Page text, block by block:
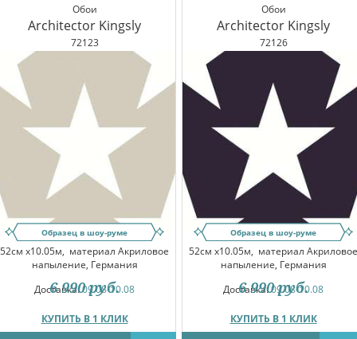
Обои
Architector Kingsly
72123
Образец в шоу-руме
52см x10.05м, материал Акриловое
напыление, Германия
Доставка:09.08-10.08
КУПИТЬ В 1 КЛИК
6 990 руб.
Обои
Architector Kingsly
72126
Образец в шоу-руме
52см x10.05м, материал Акриловое
напыление, Германия
Доставка:09.08-10.08
КУПИТЬ В 1 КЛИК
6 990 руб.